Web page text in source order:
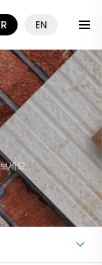
EN
세요.